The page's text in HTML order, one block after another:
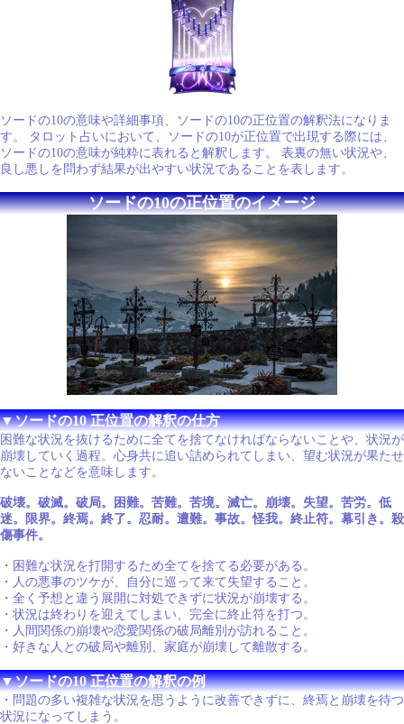
ソードの10の意味や詳細事項、ソードの10の正位置の解釈法になりま
す。 タロット占いにおいて、ソードの10が正位置で出現する際には、
ソードの10の意味が純粋に表れると解釈します。 表裏の無い状況や、
良し悪しを問わず結果が出やすい状況であることを表します。
ソードの10の正位置のイメージ
▼ソードの10 正位置の解釈の仕方
困難な状況を抜けるために全てを捨てなければならないことや、状況が
崩壊していく過程。心身共に追い詰められてしまい、望む状況が果たせ
ないことなどを意味します。
破壊。破滅。破局。困難。苦難。苦境。滅亡。崩壊。失望。苦労。低
迷。限界。終焉。終了。忍耐。遭難。事故。怪我。終止符。幕引き。殺
傷事件。
・困難な状況を打開するため全てを捨てる必要がある。
・人の悪事のツケが、自分に巡って来て失望すること。
・全く予想と違う展開に対処できずに状況が崩壊する。
・状況は終わりを迎えてしまい、完全に終止符を打つ。
・人間関係の崩壊や恋愛関係の破局離別が訪れること。
・好きな人との破局や離別、家庭が崩壊して離散する。
▼ソードの10 正位置の解釈の例
・問題の多い複雑な状況を思うように改善できずに、終焉と崩壊を待つ
状況になってしまう。